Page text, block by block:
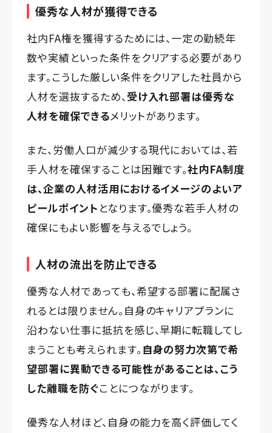
優秀な人材が獲得できる
社内FA権を獲得するためには、一定の勤続年
数や実績といった条件をクリアする必要があり
ます。こうした厳しい条件をクリアした社員から
人材を選抜するため、受け入れ部署は優秀な
人材を確保できるメリットがあります。
また、労働人口が減少する現代においては、若
手人材を確保することは困難です。社内FA制度
は、企業の人材活用におけるイメージのよいア
ピールポイント となります。優秀な若手人材の
確保にもよい影響を与えるでしょう。
人材の流出を防止できる
優秀な人材であっても、希望する部署に配属さ
れるとは限りません。自身のキャリアプランに
沿わない仕事に抵抗を感じ、早期に転職してし
まうことも考えられます。 自身の努力次第で希
望部署に異動できる可能性があることは、こう
した離職を防ぐことにつながります。
優秀な人材ほど、自身の能力を高く評価してく